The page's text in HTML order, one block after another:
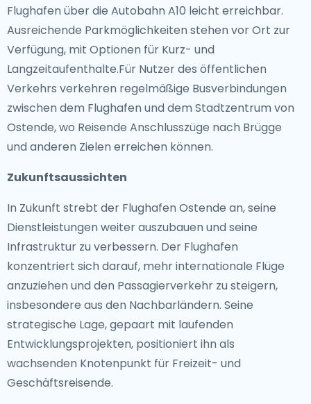
Flughafen über die Autobahn A10 leicht erreichbar.
Ausreichende Parkmöglichkeiten stehen vor Ort zur
Verfügung, mit Optionen für Kurz- und
Langzeitaufenthalte.Für Nutzer des öffentlichen
Verkehrs verkehren regelmäßige Busverbindungen
zwischen dem Flughafen und dem Stadtzentrum von
Ostende, wo Reisende Anschlusszüge nach Brügge
und anderen Zielen erreichen können.
Zukunftsaussichten
In Zukunft strebt der Flughafen Ostende an, seine
Dienstleistungen weiter auszubauen und seine
Infrastruktur zu verbessern. Der Flughafen
konzentriert sich darauf, mehr internationale Flüge
anzuziehen und den Passagierverkehr zu steigern,
insbesondere aus den Nachbarländern. Seine
strategische Lage, gepaart mit laufenden
Entwicklungsprojekten, positioniert ihn als
wachsenden Knotenpunkt für Freizeit- und
Geschäftsreisende.